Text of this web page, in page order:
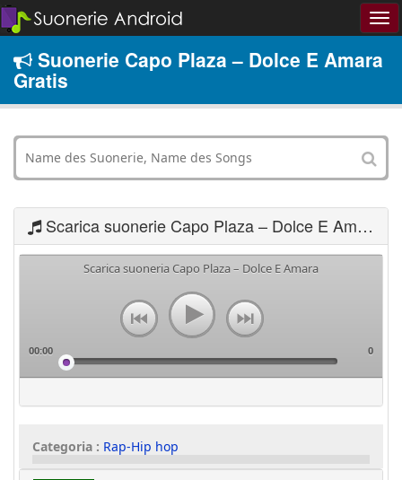
Suonerie Capo Plaza – Dolce E Amara
Gratis
Scarica suonerie Capo Plaza – Dolce E Amara
Scarica suoneria Capo Plaza – Dolce E Amara
00:00 0
Categoria : Rap-Hip hop